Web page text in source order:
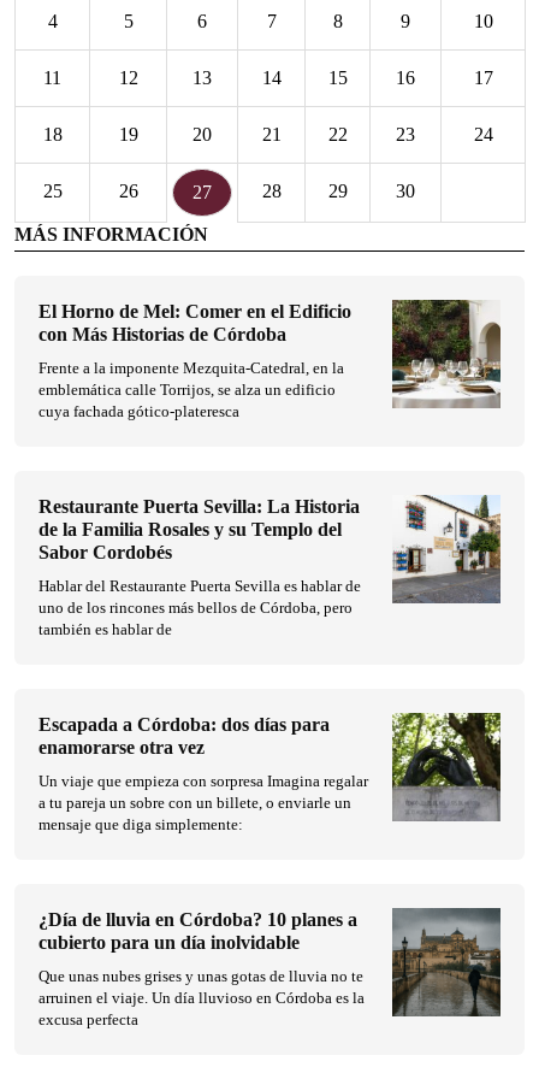
4 5 6 7 8 9 10
11 12 13 14 15 16 17
18 19 20 21 22 23 24
25 26 27 28 29 30
MÁS INFORMACIÓN
El Horno de Mel: Comer en el Edificio
con Más Historias de Córdoba
Frente a la imponente Mezquita-Catedral, en la
emblemática calle Torrijos, se alza un edificio
cuya fachada gótico-plateresca
Restaurante Puerta Sevilla: La Historia
de la Familia Rosales y su Templo del
Sabor Cordobés
Hablar del Restaurante Puerta Sevilla es hablar de
uno de los rincones más bellos de Córdoba, pero
también es hablar de
Escapada a Córdoba: dos días para
enamorarse otra vez
Un viaje que empieza con sorpresa Imagina regalar
a tu pareja un sobre con un billete, o enviarle un
mensaje que diga simplemente:
¿Día de lluvia en Córdoba? 10 planes a
cubierto para un día inolvidable
Que unas nubes grises y unas gotas de lluvia no te
arruinen el viaje. Un día lluvioso en Córdoba es la
excusa perfecta